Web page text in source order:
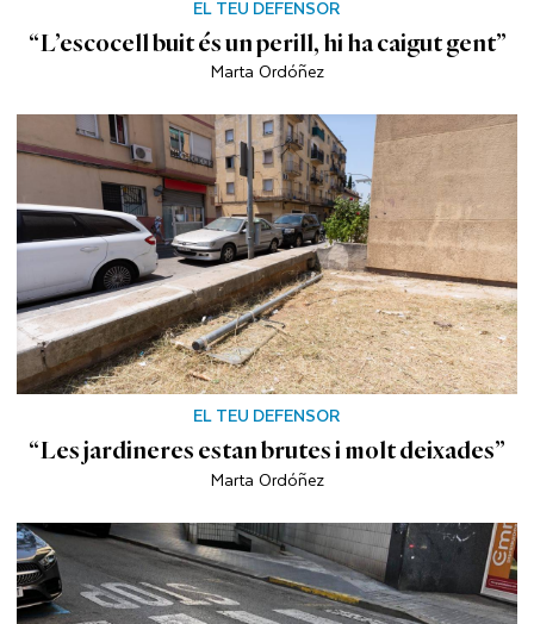
EL TEU DEFENSOR
“L’escocell buit és un perill, hi ha caigut gent”
Marta Ordóñez
EL TEU DEFENSOR
“Les jardineres estan brutes i molt deixades”
Marta Ordóñez